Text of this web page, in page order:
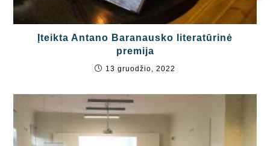
Įteikta Antano Baranausko literatūrinė
premija
13 gruodžio, 2022